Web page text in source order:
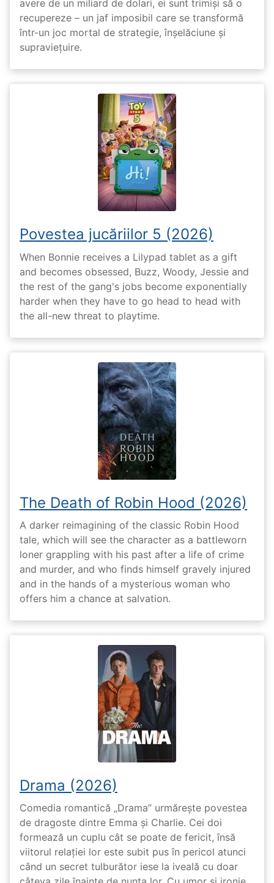
avere de un miliard de dolari, ei sunt trimiși să o
recupereze – un jaf imposibil care se transformă
într-un joc mortal de strategie, înșelăciune și
supraviețuire.
Povestea jucăriilor 5 (2026)
When Bonnie receives a Lilypad tablet as a gift
and becomes obsessed, Buzz, Woody, Jessie and
the rest of the gang's jobs become exponentially
harder when they have to go head to head with
the all-new threat to playtime.
The Death of Robin Hood (2026)
A darker reimagining of the classic Robin Hood
tale, which will see the character as a battleworn
loner grappling with his past after a life of crime
and murder, and who finds himself gravely injured
and in the hands of a mysterious woman who
offers him a chance at salvation.
Drama (2026)
Comedia romantică „Drama” urmărește povestea
de dragoste dintre Emma și Charlie. Cei doi
formează un cuplu cât se poate de fericit, însă
viitorul relației lor este subit pus în pericol atunci
când un secret tulburător iese la iveală cu doar